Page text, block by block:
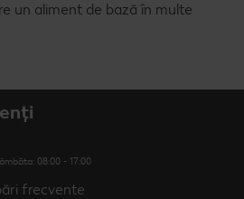
un aliment de bază în multe
08:00 - 17:00
frecvente